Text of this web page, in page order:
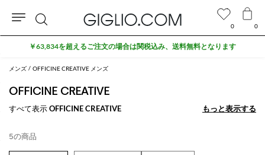
メンズ OFFICINE CREATIVE メンズ
OFFICINE CREATIVE
すべて表示OFFICINE CREATIVE もっと表示する
もっと表示する
5の商品
0 0
検
索
￥63,834を超えるご注文の場合は関税込み、送料無料となります